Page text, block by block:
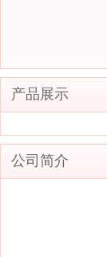
产品展示
公司简介